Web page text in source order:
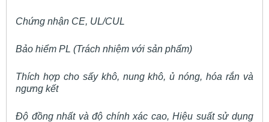
Chứng nhận CE, UL/CUL
Bảo hiểm PL (Trách nhiệm với sản phẩm)
Thích hợp cho sấy khô, nung khô, ủ nóng, hóa rắn và
ngưng kết
Độ đồng nhất và độ chính xác cao, Hiệu suất sử dụng